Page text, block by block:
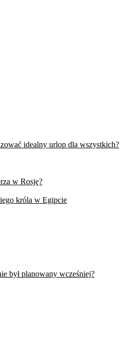
idealny urlop dla wszystkich?
w Rosję?
króla w Egipcie
był planowany wcześniej?